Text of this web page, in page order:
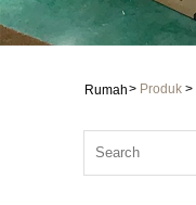
Rumah> Produk >